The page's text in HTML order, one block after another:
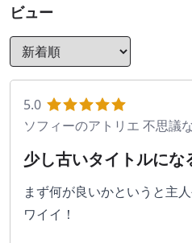
ビュー
5.0
ソフィーのアトリエ 不思議
少し古いタイトルにな
ーズの入門としてオス
まず何が良いかというと主
ワイイ！